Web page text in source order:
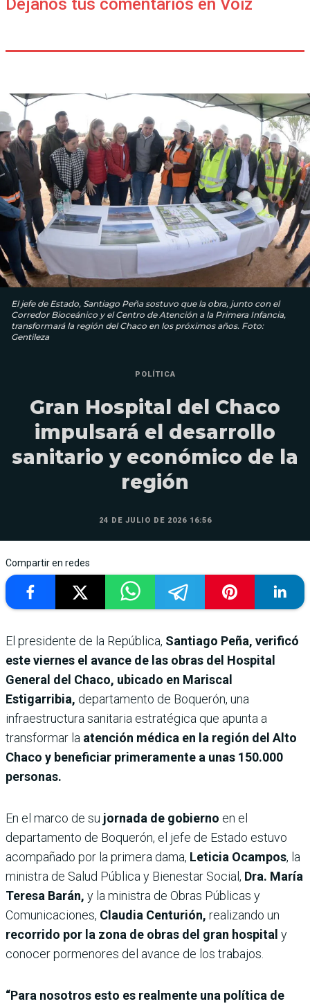
Déjanos tus comentarios en Voiz
El jefe de Estado, Santiago Peña sostuvo que la obra, junto con el
Corredor Bioceánico y el Centro de Atención a la Primera Infancia,
transformará la región del Chaco en los próximos años. Foto:
Gentileza
POLÍTICA
Gran Hospital del Chaco
impulsará el desarrollo
sanitario y económico de la
región
24 DE JULIO DE 2026 16:56
Compartir en redes
El presidente de la República, Santiago Peña, verificó
este viernes el avance de las obras del Hospital
General del Chaco, ubicado en Mariscal
Estigarribia, departamento de Boquerón, una
infraestructura sanitaria estratégica que apunta a
transformar la atención médica en la región del Alto
Chaco y beneficiar primeramente a unas 150.000
personas.
En el marco de su jornada de gobierno en el
departamento de Boquerón, el jefe de Estado estuvo
acompañado por la primera dama, Leticia Ocampos, la
ministra de Salud Pública y Bienestar Social, Dra. María
Teresa Barán, y la ministra de Obras Públicas y
Comunicaciones, Claudia Centurión, realizando un
recorrido por la zona de obras del gran hospital y
conocer pormenores del avance de los trabajos.
“Para nosotros esto es realmente una política de